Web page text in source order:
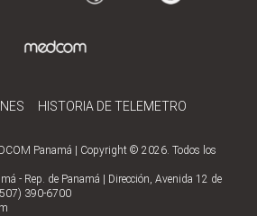
HISTORIA DE TELEMETRO
Panamá | Copyright © 2026. Todos los
- Rep. de Panamá | Dirección, Avenida 12 de
390-6700